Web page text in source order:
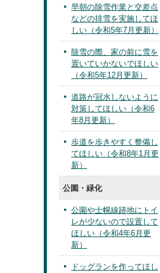
早朝の除雪作業と交差点
などの排雪を実施してほ
しい（令和5年7月更新）
除雪の際、家の前に雪を
置いていかないでほしい
（令和5年12月更新）
道路が冠水しないように
対策してほしい（令和6
年8月更新）
歩道を歩きやすく整備し
てほしい（令和8年1月更
新）
公園・緑化
公園や士幌線跡地にトイ
レが少ないので設置して
ほしい（令和4年6月更
新）
ドッグランを作ってほし